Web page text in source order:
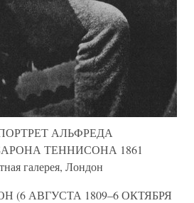
АЛЬФРЕДА
ТЕННИСОНА 1861
галерея, Лондон
(6 АВГУСТА 1809–6 ОКТЯБРЯ